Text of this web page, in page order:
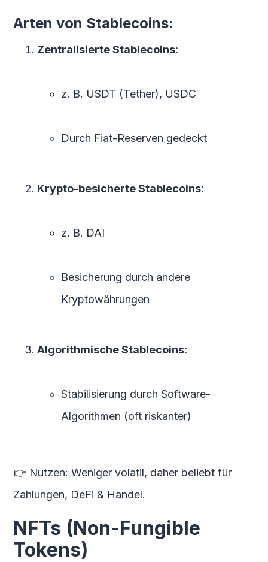
Arten von Stablecoins:
Zentralisierte Stablecoins:
z. B. USDT (Tether), USDC
Durch Fiat-Reserven gedeckt
Krypto-besicherte Stablecoins:
z. B. DAI
Besicherung durch andere
Kryptowährungen
Algorithmische Stablecoins:
Stabilisierung durch Software-
Algorithmen (oft riskanter)
👉 Nutzen: Weniger volatil, daher beliebt für
Zahlungen, DeFi & Handel.
NFTs (Non-Fungible
Tokens)